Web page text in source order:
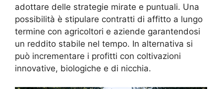
adottare delle strategie mirate e puntuali. Una
possibilità è stipulare contratti di affitto a lungo
termine con agricoltori e aziende garantendosi
un reddito stabile nel tempo. In alternativa si
può incrementare i profitti con coltivazioni
innovative, biologiche e di nicchia.